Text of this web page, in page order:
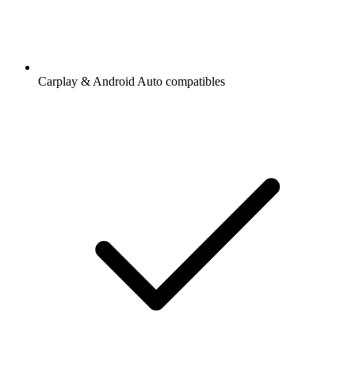
Carplay & Android Auto compatibles